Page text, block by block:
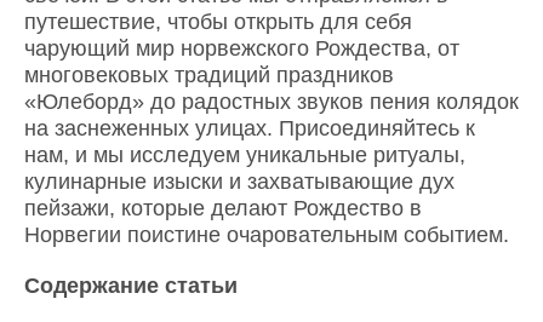
путешествие, чтобы открыть для себя
чарующий мир норвежского Рождества, от
многовековых традиций праздников
«Юлеборд» до радостных звуков пения колядок
на заснеженных улицах. Присоединяйтесь к
нам, и мы исследуем уникальные ритуалы,
кулинарные изыски и захватывающие дух
пейзажи, которые делают Рождество в
Норвегии поистине очаровательным событием.
Содержание статьи